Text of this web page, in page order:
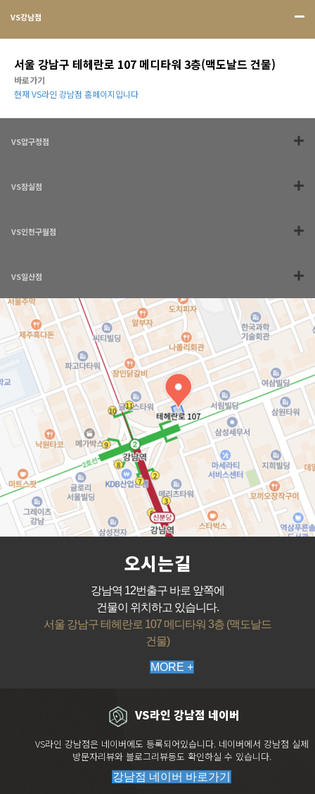
VS강남점
서울 강남구 테헤란로 107 메디타워 3층(맥도날드 건물)
바로가기
현재 VS라인 강남점 홈페이지입니다
VS압구정점
VS잠실점
VS인천구월점
VS일산점
오시는길
강남역 12번출구 바로 앞쪽에
건물이 위치하고 있습니다.
서울 강남구 테헤란로 107 메디타워 3층 (맥도날드
건물)
MORE +
VS라인 강남점 네이버
VS라인 강남점은 네이버에도 등록되어있습니다. 네이버에서 강남점 실제
방문자리뷰와 블로그리뷰등도 확인하실 수 있습니다.
강남점 네이버 바로가기